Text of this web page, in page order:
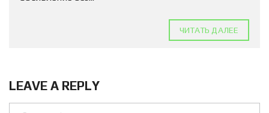
ЧИТАТЬ ДАЛЕЕ
LEAVE A REPLY